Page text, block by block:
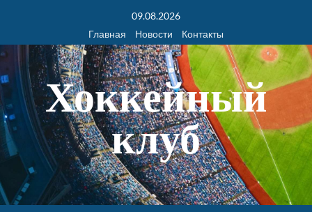
09.08.2026
Главная
Новости Контакты
Хоккейный
клуб